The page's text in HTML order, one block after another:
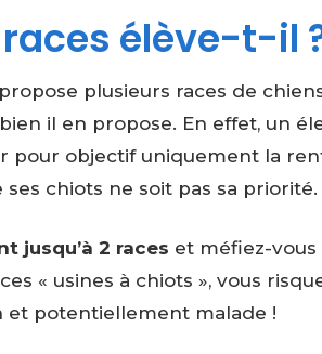
élève-t-il
plusieurs races de
il en propose. En effet, un
pour objectif uniquement la
chiots ne soit pas sa priorité.
jusqu’à 2 races et méfiez-vous
« usines à chiots », vous
et potentiellement malade !